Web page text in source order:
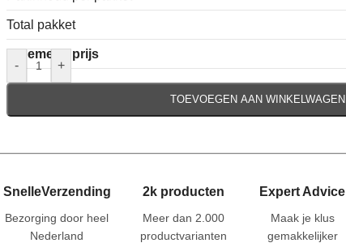
Total pakket
Algemene prijs
-
+
TOEVOEGEN AAN WINKELWAGEN
SnelleVerzending
Bezorging door heel
Nederland
2k producten
Meer dan 2.000
productvarianten
Expert Advice
Maak je klus
gemakkelijker